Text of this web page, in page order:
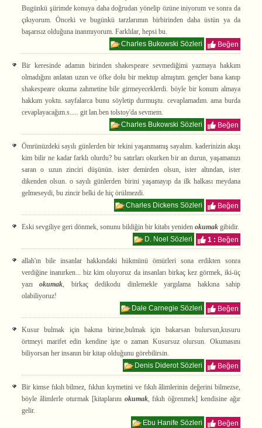
Bugünkü şiirimde konuya daha doğrudan yönelip özüne iniyorum ve sonra da
çıkıyorum. Önceki ve bugünkü tarzlarımın birbirinden daha üstün ya da
başarısız olduğuna inanmıyorum. Farklılar, hepsi bu.
Charles Bukowski Sözleri
Beğen
Bir keresinde adamın birinden shakespeare sevmediğimi yazmaya hakkım
olmadığını anlatan uzun ve öfke dolu bir mektup almıştım. gençler bana kanıp
shakespeare okuma zahmetine bile girmeyeceklerdi. böyle bir konum almaya
hakkım yoktu. sayfalarca bunu söyletip durmuştu. cevaplamadım. ama burda
cevaplayacağım.s..... git lan.ben tolstoy'da sevmem.
Charles Bukowski Sözleri
Beğen
Ömrünüzdeki sayılı günlerden bir tekini yaşanmamış sayalım. kaderinizin akışı
kim bilir ne kadar farklı olurdu? bu satırları okurken bir an durun, yaşamanızı
saran o uzun zinciri düşünün. ister demirden olsun, ister altından, ister
dikenden olsun. o sayılı günlerden birini yaşamayıp da ilk halkası meydana
gelmeseydi, bu zincir belki de hiç örülmezdi.
Charles Dickens Sözleri
Beğen
Eski sevgiliye geri dönmek, sonunu bildiğin bir kitabı yeniden okumak gibidir.
D. Noel Sözleri
1 : Beğen
allah'ın bile insanlar hakkındaki hükmünü ömürleri sona erdikten sonra
verdiğine inanırken... biz kim oluyoruz da insanları birkaç kez görmek, iki-üç
yazıokumak, birkaç dedikodu dinlemekle yargılama hakkına sahip
olabiliyoruz!
Dale Carnegie Sözleri
Beğen
Kusur bulmak için bakma birine,bulmak için bakarsan bulursun,kusuru
örtmeyi marifet edin kendine işte o zaman Kusursuz olursun. Okumasını
biliyorsan her insanın bir kitap olduğunu görebilirsin.
Denis Diderot Sözleri
Beğen
Bir kimse fıkıh bilmez, fıkhın kıymetini ve fıkıh âlimlerinin değerini bilmezse,
böyle âlimlerle oturmak [kitaplarını okumak, fıkıh öğrenmek] kendisine ağır
gelir.
Ebu Hanife Sözleri
Beğen